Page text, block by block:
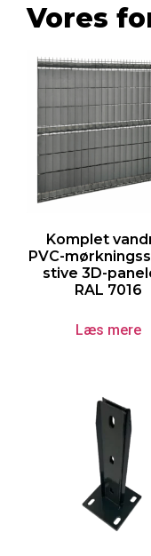
Vores
Komplet
PVC-
stive 3D-
RAL 7016
Læs mere